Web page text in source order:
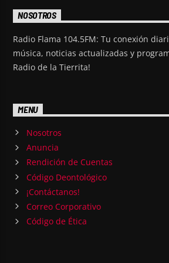
NOSOTROS
Radio Flama 104.5FM: Tu conexión
música, noticias actualizadas y
Radio de la Tierrita!
MENU
Nosotros
Anuncia
Rendición de Cuentas
Código Deontológico
¡Contáctanos!
Correo Corporativo
Código de Ética